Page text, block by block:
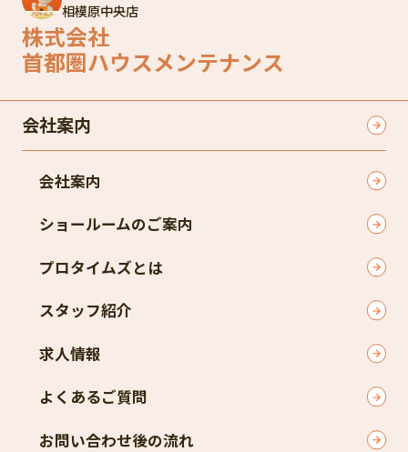
相模原中央店
株式会社
首都圏ハウスメンテナンス
会社案内
会社案内
ショールームのご案内
プロタイムズとは
スタッフ紹介
求人情報
よくあるご質問
お問い合わせ後の流れ